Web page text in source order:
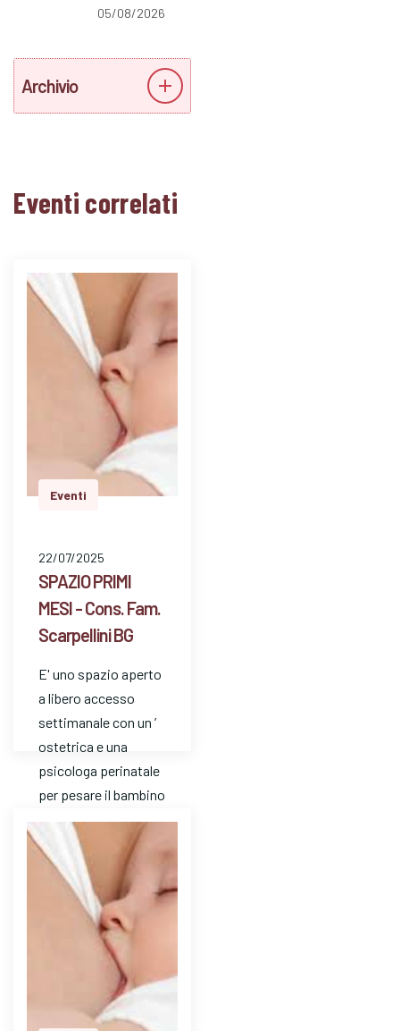
05/08/2026
Archivio
Eventi correlati
Eventi
22/07/2025
SPAZIO PRIMI
MESI - Cons. Fam.
Scarpellini BG
E' uno spazio aperto
a libero accesso
settimanale con un ’
ostetrica e una
psicologa perinatale
per pesare il bambino
e avere risposte a
dom…